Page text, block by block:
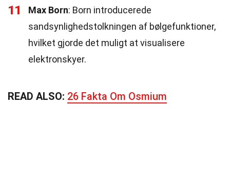
11 Max Born: Born introducerede
sandsynlighedstolkningen af bølgefunktioner,
hvilket gjorde det muligt at visualisere
elektronskyer.
READ ALSO: 26 Fakta Om Osmium